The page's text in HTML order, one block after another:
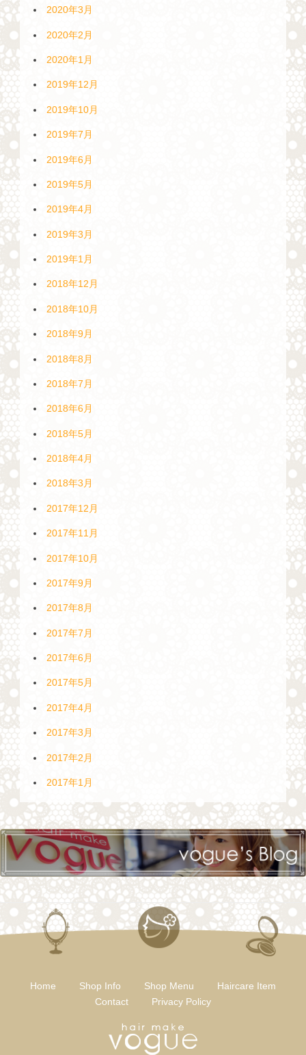
2020年3月
2020年2月
2020年1月
2019年12月
2019年10月
2019年7月
2019年6月
2019年5月
2019年4月
2019年3月
2019年1月
2018年12月
2018年10月
2018年9月
2018年8月
2018年7月
2018年6月
2018年5月
2018年4月
2018年3月
2017年12月
2017年11月
2017年10月
2017年9月
2017年8月
2017年7月
2017年6月
2017年5月
2017年4月
2017年3月
2017年2月
2017年1月
Home Shop Info Shop Menu
Haircare Item
Contact
Privacy Policy